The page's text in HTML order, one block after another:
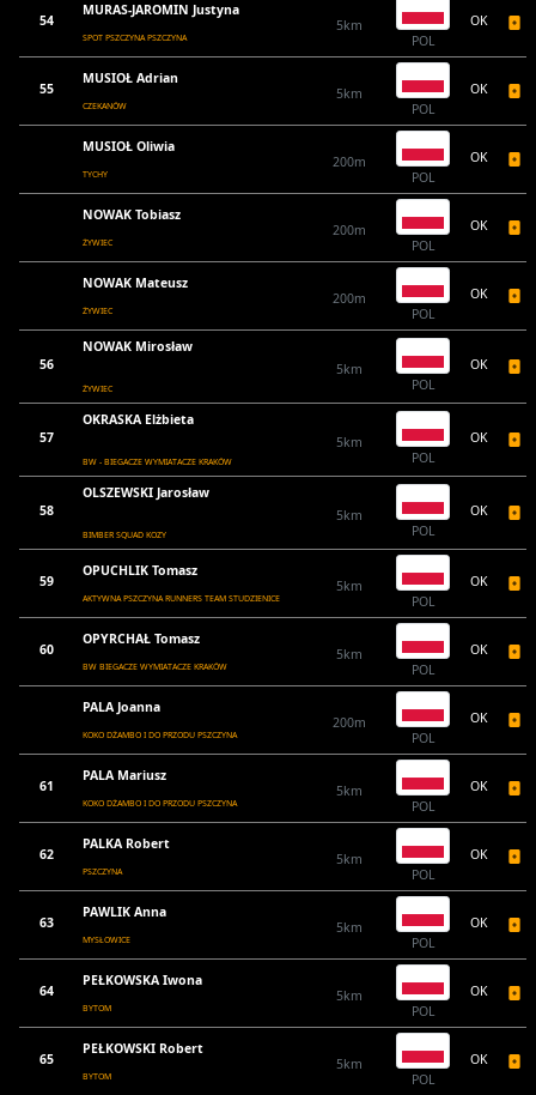
54
MURAS-JAROMIN Justyna
SPOT PSZCZYNA PSZCZYNA
5km
POL
OK
55
MUSIOŁ Adrian
CZEKANÓW
5km
POL
OK
MUSIOŁ Oliwia
TYCHY
200m
POL
OK
NOWAK Tobiasz
ŻYWIEC
200m
POL
OK
NOWAK Mateusz
ŻYWIEC
200m
POL
OK
56
NOWAK Mirosław
ŻYWIEC
5km
POL
OK
57
OKRASKA Elżbieta
BW - BIEGACZE WYMIATACZE KRAKÓW
5km
POL
OK
58
OLSZEWSKI Jarosław
BIMBER SQUAD KOZY
5km
POL
OK
59
OPUCHLIK Tomasz
AKTYWNA PSZCZYNA RUNNERS TEAM STUDZIENICE
5km
POL
OK
60
OPYRCHAŁ Tomasz
BW BIEGACZE WYMIATACZE KRAKÓW
5km
POL
OK
PALA Joanna
KOKO DŻAMBO I DO PRZODU PSZCZYNA
200m
POL
OK
61
PALA Mariusz
KOKO DŻAMBO I DO PRZODU PSZCZYNA
5km
POL
OK
62
PALKA Robert
PSZCZYNA
5km
POL
OK
63
PAWLIK Anna
MYSŁOWICE
5km
POL
OK
64
PEŁKOWSKA Iwona
BYTOM
5km
POL
OK
65
PEŁKOWSKI Robert
BYTOM
5km
POL
OK